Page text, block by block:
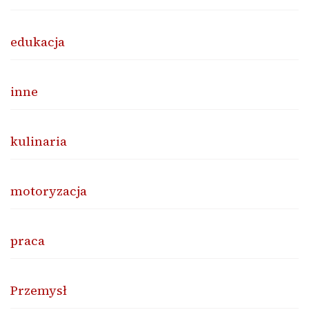
edukacja
inne
kulinaria
motoryzacja
praca
Przemysł